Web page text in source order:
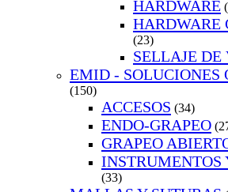
HARDWARE
HARDWARE
(23)
SELLAJE DE
EMID - SOLUCIONES
(150)
ACCESOS (34)
ENDO-GRAPEO
GRAPEO
INSTRUMENTOS
(33)